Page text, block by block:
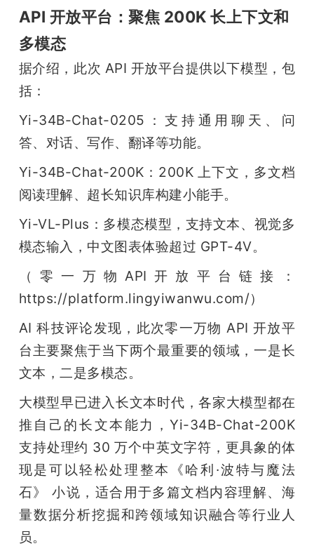
API 开放平台：聚焦 200K 长上下文和
多模态
据介绍，此次 API 开放平台提供以下模型，包
括：
Yi-34B-Chat-0205：支持通用聊天、问
答、对话、写作、翻译等功能。
Yi-34B-Chat-200K：200K 上下文，多文档
阅读理解、超长知识库构建小能手。
Yi-VL-Plus：多模态模型，支持文本、视觉多
模态输入，中文图表体验超过 GPT-4V。
（零一万物API开放平台链接：
https://platform.lingyiwanwu.com/）
AI 科技评论发现，此次零一万物 API 开放平
台主要聚焦于当下两个最重要的领域，一是长
文本，二是多模态。
大模型早已进入长文本时代，各家大模型都在
推自己的长文本能力，Yi-34B-Chat-200K
支持处理约 30 万个中英文字符，更具象的体
现是可以轻松处理整本《哈利·波特与魔法
石》 小说，适合用于多篇文档内容理解、海
量数据分析挖掘和跨领域知识融合等行业人
员。